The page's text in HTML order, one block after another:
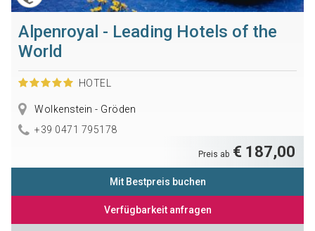
Alpenroyal - Leading Hotels of the
World
HOTEL
Wolkenstein - Gröden
+39 0471 795178
Preis ab € 187,00
Mit Bestpreis buchen
Verfügbarkeit anfragen